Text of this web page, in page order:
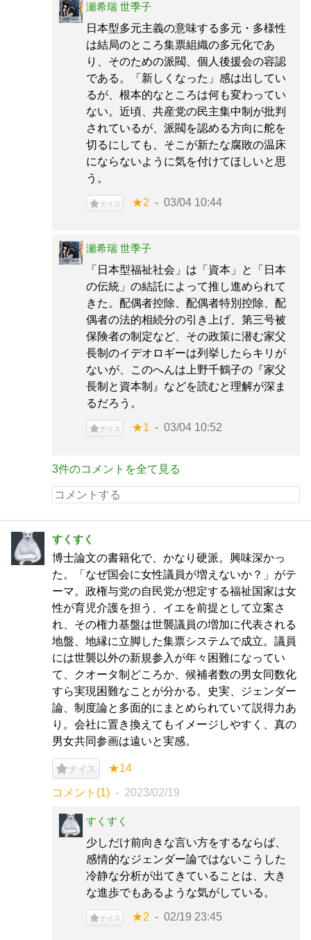
瀬希瑞 世季子
日本型多元主義の意味する多元・多様性
は結局のところ集票組織の多元化であ
り、そのための派閥、個人後援会の容認
である。「新しくなった」感は出してい
るが、根本的なところは何も変わってい
ない。近頃、共産党の民主集中制が批判
されているが、派閥を認める方向に舵を
切るにしても、そこが新たな腐敗の温床
にならないように気を付けてほしいと思
う。
ナイス ★2 03/04 10:44
瀬希瑞 世季子
「日本型福祉社会」は「資本」と「日本
の伝統」の結託によって推し進められて
きた。配偶者控除、配偶者特別控除、配
偶者の法的相続分の引き上げ、第三号被
保険者の制定など、その政策に潜む家父
長制のイデオロギーは列挙したらキリが
ないが、このへんは上野千鶴子の『家父
長制と資本制』などを読むと理解が深ま
るだろう。
ナイス ★1 03/04 10:52
3件のコメントを全て見る
すくすく
博士論文の書籍化で、かなり硬派。興味深かっ
た。「なぜ国会に女性議員が増えないか？」がテ
ーマ。政権与党の自民党が想定する福祉国家は女
性が育児介護を担う、イエを前提として立案さ
れ、その権力基盤は世襲議員の増加に代表される
地盤、地縁に立脚した集票システムで成立。議員
には世襲以外の新規参入が年々困難になってい
て、クオータ制どころか、候補者数の男女同数化
すら実現困難なことが分かる。史実、ジェンダー
論、制度論と多面的にまとめられていて説得力あ
り。会社に置き換えてもイメージしやすく、真の
男女共同参画は遠いと実感。
ナイス ★14
コメント(1) 2023/02/19
すくすく
少しだけ前向きな言い方をするならば、
感情的なジェンダー論ではないこうした
冷静な分析が出てきていることは、大き
な進歩でもあるような気がしている。
ナイス ★2 02/19 23:45